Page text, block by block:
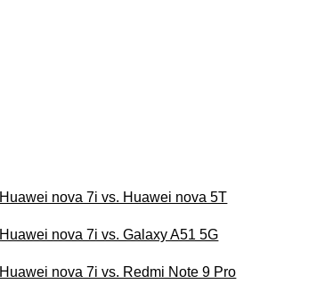
Huawei nova 7i vs. Huawei nova 5T
Huawei nova 7i vs. Galaxy A51 5G
Huawei nova 7i vs. Redmi Note 9 Pro